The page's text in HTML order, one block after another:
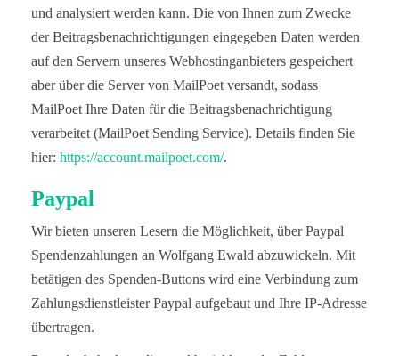
und analysiert werden kann. Die von Ihnen zum Zwecke
der Beitragsbenachrichtigungen eingegeben Daten werden
auf den Servern unseres Webhostinganbieters gespeichert
aber über die Server von MailPoet versandt, sodass
MailPoet Ihre Daten für die Beitragsbenachrichtigung
verarbeitet (MailPoet Sending Service). Details finden Sie
hier: https://account.mailpoet.com/.
Paypal
Wir bieten unseren Lesern die Möglichkeit, über Paypal
Spendenzahlungen an Wolfgang Ewald abzuwickeln. Mit
betätigen des Spenden-Buttons wird eine Verbindung zum
Zahlungsdienstleister Paypal aufgebaut und Ihre IP-Adresse
übertragen.